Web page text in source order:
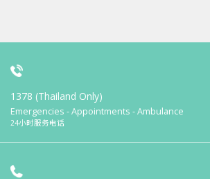
1378 (Thailand Only)
Emergencies - Appointments - Ambulance
24小时服务电话